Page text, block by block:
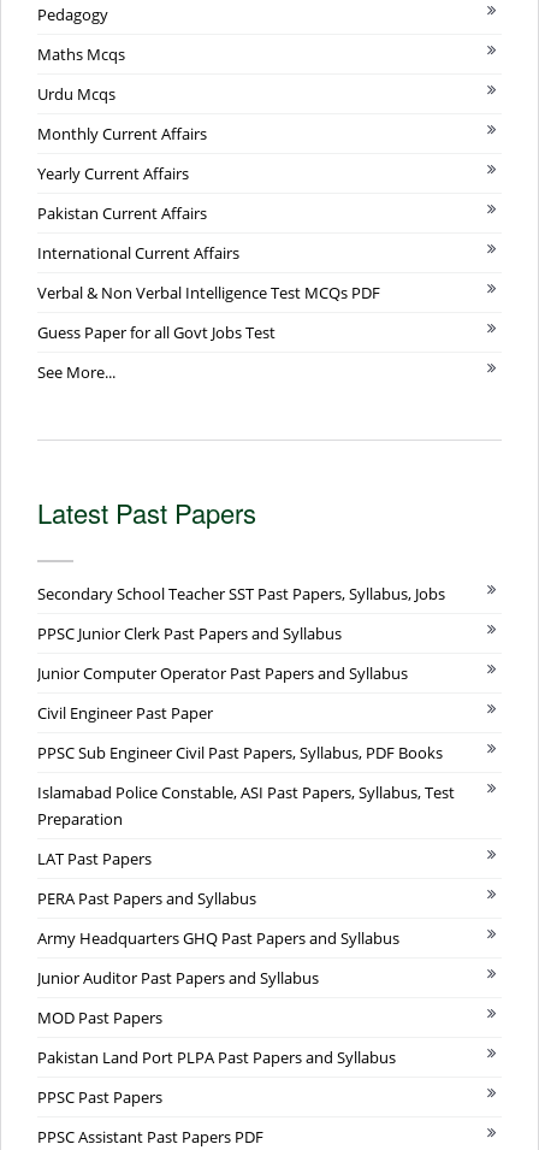
Pedagogy
Maths Mcqs
Urdu Mcqs
Monthly Current Affairs
Yearly Current Affairs
Pakistan Current Affairs
International Current Affairs
Verbal & Non Verbal Intelligence Test MCQs PDF
Guess Paper for all Govt Jobs Test
See More...
Latest Past Papers
Secondary School Teacher SST Past Papers, Syllabus, Jobs
PPSC Junior Clerk Past Papers and Syllabus
Junior Computer Operator Past Papers and Syllabus
Civil Engineer Past Paper
PPSC Sub Engineer Civil Past Papers, Syllabus, PDF Books
Islamabad Police Constable, ASI Past Papers, Syllabus, Test
Preparation
LAT Past Papers
PERA Past Papers and Syllabus
Army Headquarters GHQ Past Papers and Syllabus
Junior Auditor Past Papers and Syllabus
MOD Past Papers
Pakistan Land Port PLPA Past Papers and Syllabus
PPSC Past Papers
PPSC Assistant Past Papers PDF